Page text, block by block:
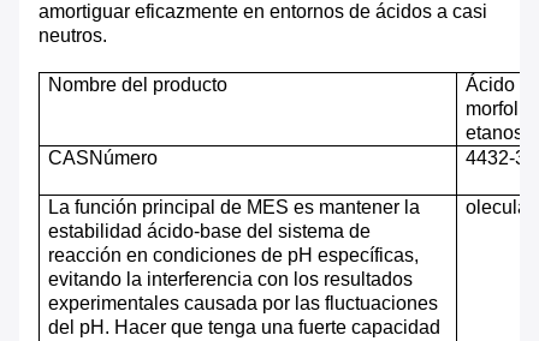
amortiguar eficazmente en entornos de ácidos a casi
neutros.
Nombre del producto
Ácido
CASN úmero 4432-
La función principal de MES es mantener la
estabilidad ácido-base del sistema de
reacción en condiciones de pH específicas,
evitando la interferencia con los resultados
experimentales causada por las fluctuaciones
del pH. Hacer que tenga una fuerte capacidad
olecular